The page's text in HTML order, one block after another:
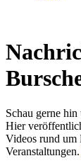
Schau gerne
Hier
Videos rund um
Veranstaltungen.